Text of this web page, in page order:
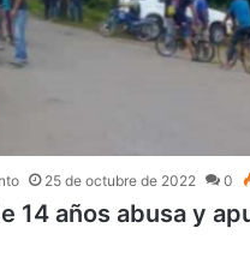
25 de octubre de 2022 0
14 años abusa y